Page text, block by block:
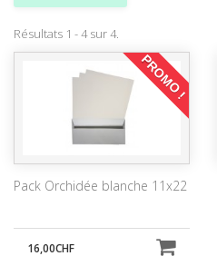
Résultats 1 - 4 sur 4.
PROMO !
Pack Orchidée blanche 11x22
16,00CHF